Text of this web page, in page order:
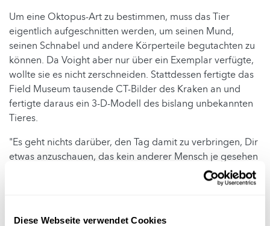
Diese Webseite verwendet Cookies
Um eine Oktopus-Art zu bestimmen, muss das Tier
eigentlich aufgeschnitten werden, um seinen Mund,
seinen Schnabel und andere Körperteile begutachten zu
können. Da Voight aber nur über ein Exemplar verfügte,
wollte sie es nicht zerschneiden. Stattdessen fertigte das
Field Museum tausende CT-Bilder des Kraken an und
fertigte daraus ein 3-D-Modell des bislang unbekannten
Tieres.
"Es geht nichts darüber, den Tag damit zu verbringen, Dir
etwas anzuschauen, das kein anderer Mensch je gesehen
hat", erklärte die Chefin des Röntgen-Labors des Field